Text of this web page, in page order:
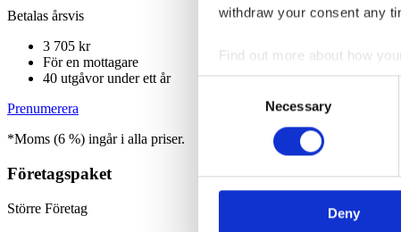
withdraw your consent any
Find out more about how
We use cookies to
information about your use
other information that
Necessary
Deny
Betalas årsvis
3 705 kr
För en mottagare
40 utgåvor under ett år
Prenumerera
*Moms (6 %) ingår i alla priser.
Företagspaket
Större Företag